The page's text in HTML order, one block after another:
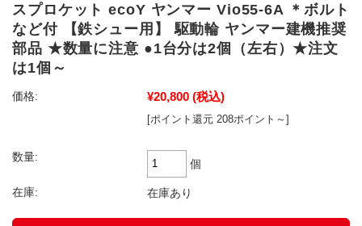
スプロケット ecoY ヤンマー Vio55-6A ＊ボルト
など付 【鉄シュー用】 駆動輪 ヤンマー建機推奨
部品 ★数量に注意 ●1台分は2個（左右）★注文
は1個～
価格: ¥20,800 (税込)
[ポイント還元 208ポイント～]
数量:
個
在庫: 在庫あり